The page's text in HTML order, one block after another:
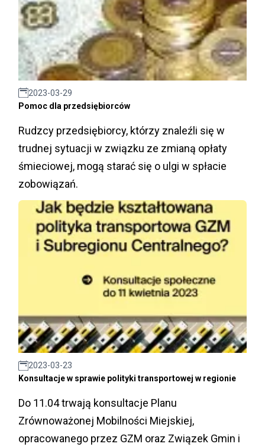
2023-03-29
Pomoc dla przedsiębiorców
Rudzcy przedsiębiorcy, którzy znaleźli się w
trudnej sytuacji w związku ze zmianą opłaty
śmieciowej, mogą starać się o ulgi w spłacie
zobowiązań.
2023-03-23
Konsultacje w sprawie polityki transportowej w regionie
Do 11.04 trwają konsultacje Planu
Zrównoważonej Mobilności Miejskiej,
opracowanego przez GZM oraz Związek Gmin i